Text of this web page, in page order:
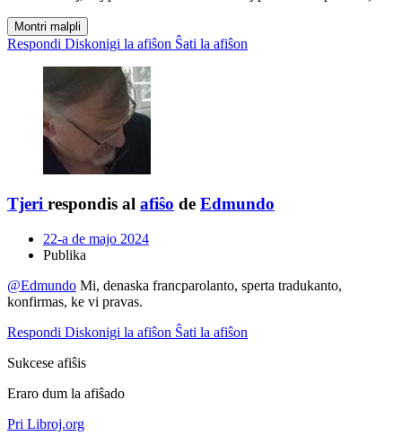
Montri malpli
Respondi Diskonigi la afiŝon Ŝati la afiŝon
Tjeri respondis al afiŝo de Edmundo
22-a de majo 2024
Publika
@Edmundo Mi, denaska francparolanto, sperta tradukanto,
konfirmas, ke vi pravas.
Respondi Diskonigi la afiŝon Ŝati la afiŝon
Sukcese afiŝis
Eraro dum la afiŝado
Pri Libroj.org